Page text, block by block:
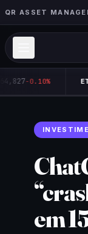
QR ASSET
-0.10%
em